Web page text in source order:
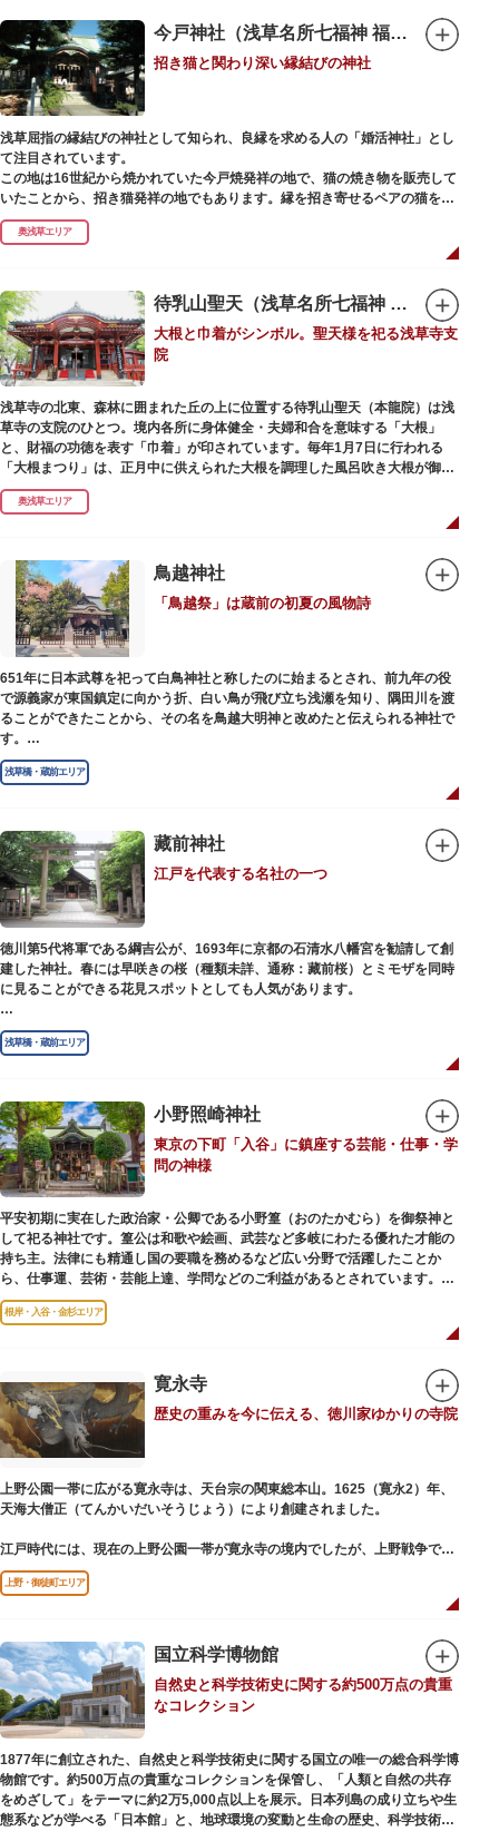
今戸神社（浅草名所七福神 福禄寿）
招き猫と関わり深い縁結びの神社
浅草屈指の縁結びの神社として知られ、良縁を求める人の「婚活神社」とし
て注目されています。
この地は16世紀から焼かれていた今戸焼発祥の地で、猫の焼き物を販売して
いたことから、招き猫発祥の地でもあります。縁を招き寄せるペアの猫をモ
チーフにした絵馬や御朱印帳も人気です。
1063（康平6）年、時の奥羽鎮守府源頼朝・義家父子が祈願し鎌倉の鶴ヶ丘
末に活躍した新選組沖田総司の終焉の地の碑も佇んでいます。また、浅草名
所七福神の福禄寿が祀られており、七福神詣りの参拝客でも賑わうスポット
です。
奥浅草エリア
待乳山聖天（浅草名所七福神 毘沙門天）
大根と巾着がシンボル。聖天様を祀る浅草寺支
院
浅草寺の北東、森林に囲まれた丘の上に位置する待乳山聖天（本龍院）は浅
草寺の支院のひとつ。境内各所に身体健全・夫婦和合を意味する「大根」
と、財福の功徳を表す「巾着」が印されています。毎年1月7日に行われる
「大根まつり」は、正月中に供えられた大根を調理した風呂吹き大根が御神
酒とともに参拝者に振る舞われるイベント。聖天様のお下がりの大根をいた
だくことで、心身健康のご利益があるそうです。
養する最高の祈祷法。心願成就の力があると考えられており、依頼すると7
日間毎朝祈祷していただけます。また、浅草名所七福神のひとつとしても知
られ、毘沙門天が祀られています。
奥浅草エリア
鳥越神社
「鳥越祭」は蔵前の初夏の風物詩
651年に日本武尊を祀って白鳥神社と称したのに始まるとされ、前九年の役
で源義家が東国鎮定に向かう折、白い鳥が飛び立ち浅瀬を知り、隅田川を渡
ることができたことから、その名を鳥越大明神と改めたと伝えられる神社で
す。
江戸時代までは三社の神社から成り、約2万坪の広大な敷地を所領していま
したが、天領からの米を収蔵する蔵や、大名屋敷などを建てるために没収さ
が氏子町内を渡御し、夜の宮入道中では、提灯に照らされた神輿が荘厳かつ
幻想的な光景をつくりだします。例年、数十万人の人出があり、多くの観客
で賑わう蔵前の初夏の風物詩になっています。
社務所では、社紋の七曜紋と月星紋がデザインされた御朱印帳の販売や、鳥
越祭の開催期間中は限定御朱印も頒布されます。
浅草橋・蔵前エリア
藏前神社
江戸を代表する名社の一つ
徳川第5代将軍である綱吉公が、1693年に京都の石清水八幡宮を勧請して創
建した神社。春には早咲きの桜（種類未詳、通称：藏前桜）とミモザを同時
に見ることができる花見スポットとしても人気があります。
江戸時代には勧進大相撲の開催地としても知られ、3大強豪力士の谷風、小
野川、雷電などの名力士による幾多の名勝負が繰り広げられ大いに賑わいを
見せました。また、御神輿は昭和の名工・志布景彩（しふけいさい）による
創建当初の社号は「石清水八幡宮」でしたが、1951年に「藏前神社」へと改
称しました。江戸城鬼門除の守護神ならびに徳川将軍家祈願所の一社として
尊崇され、社地は200石の朱印地を賜り、江戸を代表する名社のひとつに数
えられています。赤穂義士討ち入りの成功祈願や、落語の演目にある「元
犬」ゆかりの神社としても知られるパワースポットです。
浅草橋・蔵前エリア
小野照崎神社
東京の下町「入谷」に鎮座する芸能・仕事・学
問の神様
平安初期に実在した政治家・公卿である小野篁（おのたかむら）を御祭神と
して祀る神社です。篁公は和歌や絵画、武芸など多岐にわたる優れた才能の
持ち主。法律にも精通し国の要職を務めるなど広い分野で活躍したことか
ら、仕事運、芸術・芸能上達、学問などのご利益があるとされています。
境内には、国の重要有形民俗文化財であるミニチュアの富士山「富士塚」
や、日本三大に数えられる「庚申塚」、昭和を代表する囲碁棋士・藤沢秀行
印は、うっとりするほど美しいデザインで人気を博しています。
江戸後期には、学問の神様である菅原道真公も回向院より遷され、境内にあ
る末社を含めて15柱もの神様が祀られています。俳優の渥美清が願をかけた
神社としても知られ、映画「男はつらいよ」で寅さんが首にかけているお守
りは、ここ小野照崎神社のものです。
根岸・入谷・金杉エリア
寛永寺
歴史の重みを今に伝える、徳川家ゆかりの寺院
上野公園一帯に広がる寛永寺は、天台宗の関東総本山。1625（寛永2）年、
天海大僧正（てんかいだいそうじょう）により創建されました。
江戸時代には、現在の上野公園一帯が寛永寺の境内でしたが、上野戦争でそ
の多くを焼失。現在は根本中堂をはじめ開山堂（両大師）、不忍池辯天堂、
上野大仏（パゴダ）、輪王殿などの建造物が上野公園とその周辺に点在して
います。戦火を免れた輪王寺門跡御本坊表門、徳川将軍霊廟勅額門など重要
清水観音堂の舞台前に復元された「月の松」は、浮世絵師歌川広重の「名所
江戸百景」にも描かれていることで有名。丸い形の松から不忍池辯天堂を見
下ろす風流な景観は、絶好のフォトスポットとなっています。
東叡山（とうえいざん）という山号は、東の「比叡山延暦寺」を意味してお
り、比叡山や京都の有名寺院になぞらえて上野の山に数多くの堂舎が建立さ
れました。本尊は薬師瑠璃光如来（やくしるりこうにょらい）で、伝教大師
最澄が自ら彫ったと伝えられる秘仏です。徳川歴代将軍の祈祷寺と菩提寺を
兼ね、御霊廟には6名の将軍が埋葬されています。
上野・御徒町エリア
国立科学博物館
自然史と科学技術史に関する約500万点の貴重
なコレクション
1877年に創立された、自然史と科学技術史に関する国立の唯一の総合科学博
物館です。約500万点の貴重なコレクションを保管し、「人類と自然の共存
をめざして」をテーマに約2万5,000点以上を展示。日本列島の成り立ちや生
態系などが学べる「日本館」と、地球環境の変動と生命の歴史、科学技術の